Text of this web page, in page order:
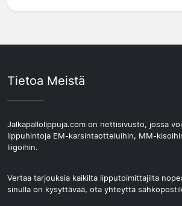
Tietoa Meistä
Jalkapallolippuja.com on nettisivusto, jossa
lippuhintoja EM-karsintaotteluihin, MM-
liigoihin.
Vertaa tarjouksia kaikilta lipputoimittajilta
sinulla on kysyttävää, ota yhteyttä